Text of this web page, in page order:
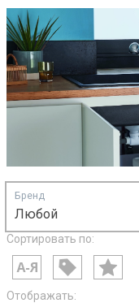
Любой
Бренд
Сортировать по:
Отображать: